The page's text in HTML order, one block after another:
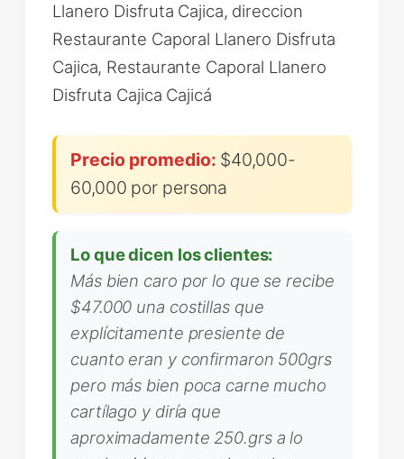
Llanero Disfruta Cajica, direccion
Restaurante Caporal Llanero Disfruta
Cajica, Restaurante Caporal Llanero
Disfruta Cajica Cajicá
Precio promedio: $40,000-
60,000 por persona
Lo que dicen los clientes:
Más bien caro por lo que se recibe
$47.000 una costillas que
explícitamente presiente de
cuanto eran y confirmaron 500grs
pero más bien poca carne mucho
cartílago y diría que
aproximadamente 250.grs a lo